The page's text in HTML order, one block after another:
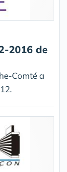
2016 de
Comté a